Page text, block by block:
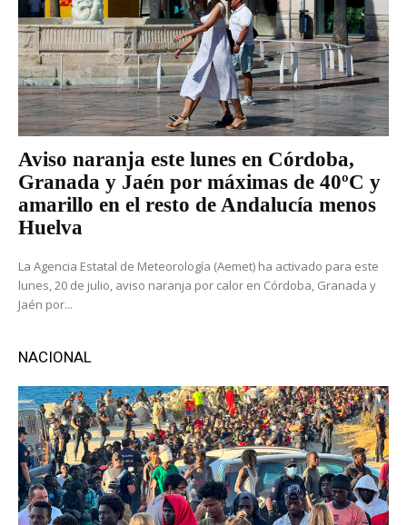
Aviso naranja este lunes en Córdoba,
Granada y Jaén por máximas de 40ºC y
amarillo en el resto de Andalucía menos
Huelva
La Agencia Estatal de Meteorología (Aemet) ha activado para este
lunes, 20 de julio, aviso naranja por calor en Córdoba, Granada y
Jaén por...
NACIONAL